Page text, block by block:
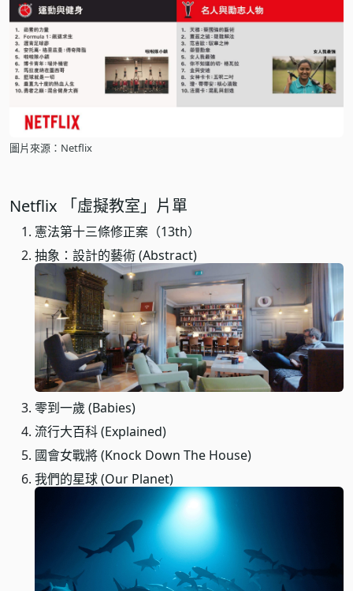
圖片來源：Netflix
Netflix 「虛擬教室」片單
憲法第十三條修正案（13th）
抽象：設計的藝術 (Abstract)
零到一歲 (Babies)
流行大百科 (Explained)
國會女戰將 (Knock Down The House)
我們的星球 (Our Planet)